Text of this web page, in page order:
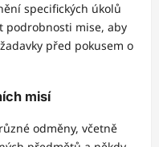
specifických úkolů
podrobnosti mise, aby
před pokusem o
misí
odměny, včetně